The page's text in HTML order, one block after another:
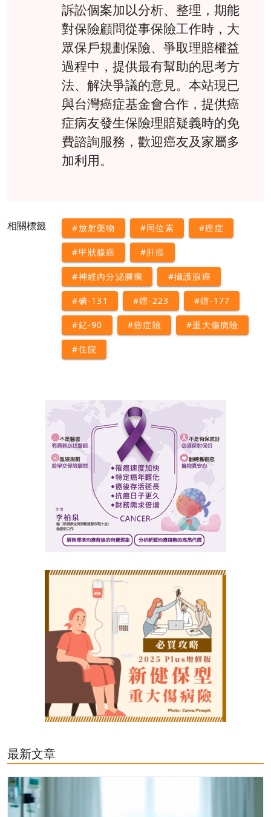
訴訟個案加以分析、整理，期能
對保險顧問從事保險工作時，大
眾保戶規劃保險、爭取理賠權益
過程中，提供最有幫助的思考方
法、解決爭議的意見。本站現已
與台灣癌症基金會合作，提供癌
症病友發生保險理賠疑義時的免
費諮詢服務，歡迎癌友及家屬多
加利用。
相關標籤 #放射藥物 #同位素 #癌症
#甲狀腺癌 #肝癌
#神經內分泌腫瘤 #攝護腺癌
#碘-131 #鐳-223 #鎦-177
#釔-90 #癌症險 #重大傷病險
#住院
最新文章